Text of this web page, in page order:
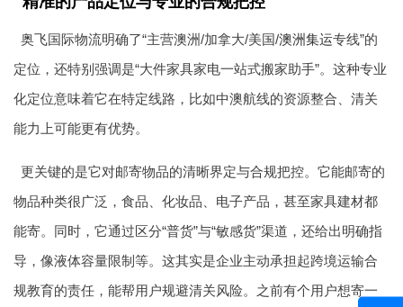
奥飞国际物流明确了“主营澳洲/加拿大/美国/澳洲集运专线”的
定位，还特别强调是“大件家具家电一站式搬家助手”。这种专业
化定位意味着它在特定线路，比如中澳航线的资源整合、清关
能力上可能更有优势。
更关键的是它对邮寄物品的清晰界定与合规把控。它能邮寄的
物品种类很广泛，食品、化妆品、电子产品，甚至家具建材都
能寄。同时，它通过区分“普货”与“敏感货”渠道，还给出明确指
导，像液体容量限制等。这其实是企业主动承担起跨境运输合
规教育的责任，能帮用户规避清关风险。之前有个用户想寄一